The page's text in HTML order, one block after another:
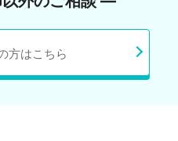
方はこちら